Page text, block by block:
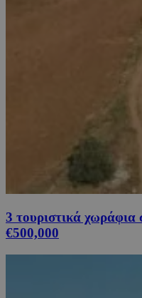
3 τουριστικά
€500,000